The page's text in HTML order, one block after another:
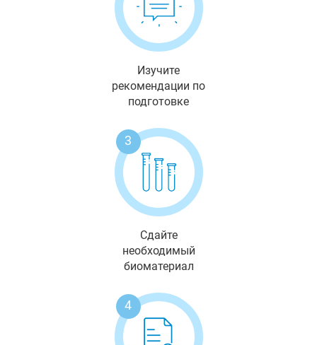
Изучите
рекомендации по
подготовке
3
Сдайте
необходимый
биоматериал
4